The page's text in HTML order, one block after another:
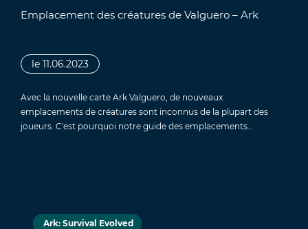
Emplacement des créatures de Valguero – Ark
le 11.06.2023
Avec la nouvelle carte Ark Valguero, de nouveaux
emplacements de créatures sont inconnus de la plupart des
joueurs. C'est pourquoi notre guide des emplacements…
Ark: Survival Evolved